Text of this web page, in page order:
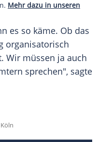
Mehr dazu in unseren
es so käme. Ob das
organisatorisch
Wir müssen ja auch
sprechen", sagte